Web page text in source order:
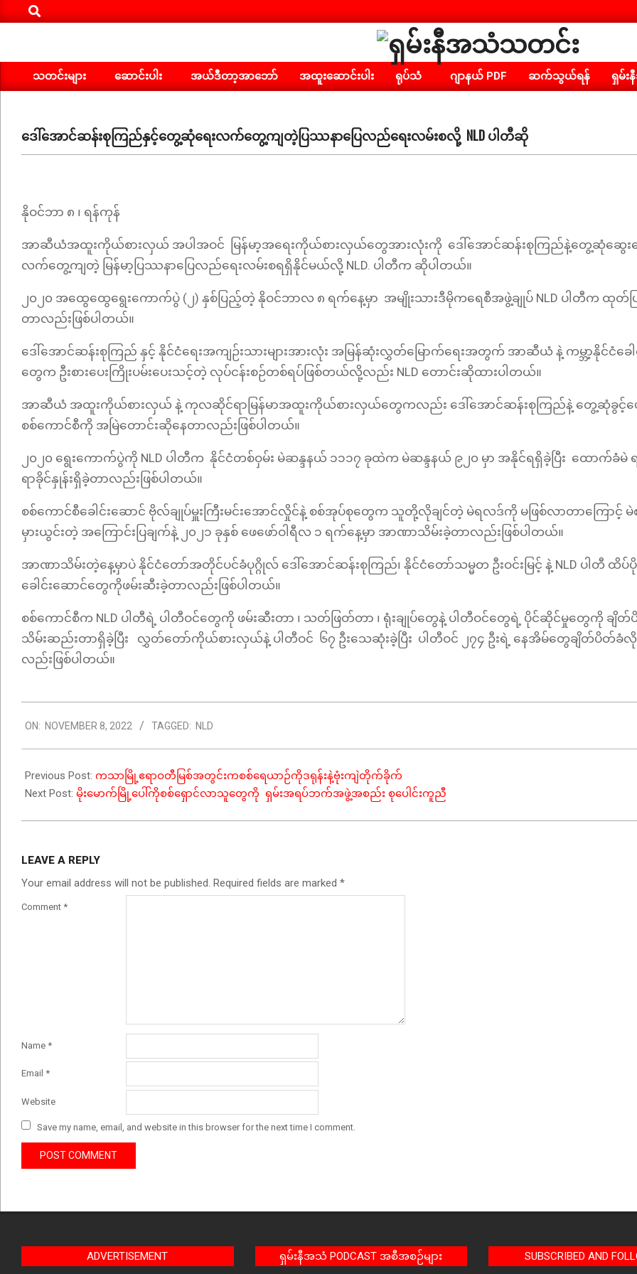
to
Search
ရှမ်း
နီ
သတင်း
Primary
သတင်းများ ဆောင်းပါး အယ်ဒီတာ့အာဘော် အထူးဆောင်းပါး ရုပ်သံ ဂျာနယ် PDF ဆက်သွယ်ရန် ရှမ်း
ဒေါ်အောင်ဆန်းစုကြည်နှင့်တွေ့ဆုံရေးလက်တွေ့ကျတဲ့ပြဿနာပြေလည်ရေးလမ်းစလို့ NLD ပါတီဆို
နိုဝင်ဘာ ၈ ၊ ရန်ကုန်
အာဆီယံအထူးကိုယ်စားလှယ် အပါအဝင် မြန်မာ့အရေးကိုယ်စားလှယ်တွေအားလုံးကို ဒေါ်အောင်ဆန်းစုကြည်နဲ့တွေ့ဆုံဆွေးနွ
လက်တွေ့ကျတဲ့ မြန်မာ့ပြဿနာပြေလည်ရေးလမ်းစရရှိနိုင်မယ်လို့ NLD. ပါတီက ဆိုပါတယ်။
၂၀၂၀ အထွေထွေရွေးကောက်ပွဲ (၂) နှစ်ပြည့်တဲ့ နိုဝင်ဘာလ ၈ ရက်နေ့မှာ အမျိုးသားဒီမိုကရေစီအဖွဲ့ချုပ် NLD ပါတီက ထုတ်ပ
တာလည်းဖြစ်ပါတယ်။
ဒေါ်အောင်ဆန်းစုကြည် နှင့် နိုင်ငံရေးအကျဉ်းသားများအားလုံး အမြန်ဆုံးလွှတ်မြောက်ရေးအတွက် အာဆီယံ နဲ့ ကမ္ဘာ့နိုင်ငံခေါ
တွေက ဦးစားပေးကြိုးပမ်းပေးသင့်တဲ့ လုပ်ငန်းစဉ်တစ်ရပ်ဖြစ်တယ်လို့လည်း NLD တောင်းဆိုထားပါတယ်။
အာဆီယံ အထူးကိုယ်စားလှယ် နဲ့ ကုလဆိုင်ရာမြန်မာအထူးကိုယ်စားလှယ်တွေကလည်း ဒေါ်အောင်ဆန်းစုကြည်နဲ့ တွေ့ဆုံခွင့်ပေ
စစ်ကောင်စီကို အမြဲတောင်းဆိုနေတာလည်းဖြစ်ပါတယ်။
၂၀၂၀ ရွေးကောက်ပွဲကို NLD ပါတီက နိုင်ငံတစ်ဝှမ်း မဲဆန္ဒနယ် ၁၁၁၇ ခုထဲက မဲဆန္ဒနယ် ၉၂၀ မှာ အနိုင်ရရှိခဲ့ပြီး ထောက်ခံမဲ
ရာခိုင်နှုန်းရှိခဲ့တာလည်းဖြစ်ပါတယ်။
စစ်ကောင်စီခေါင်းဆောင် ဗိုလ်ချုပ်မှူးကြီးမင်းအောင်လှိုင်နဲ့ စစ်အုပ်စုတွေက သူတို့လိုချင်တဲ့ မဲရလဒ်ကို မဖြစ်လာတာကြောင့် မဲစ
မှားယွင်းတဲ့ အကြောင်းပြချက်နဲ့ ၂၀၂၁ ခုနှစ် ဖေဖော်ဝါရီလ ၁ ရက်နေ့မှာ အာဏာသိမ်းခဲ့တာလည်းဖြစ်ပါတယ်။
အာဏာသိမ်းတဲ့နေ့မှာပဲ နိုင်ငံတော်အတိုင်ပင်ခံပုဂ္ဂိုလ် ဒေါ်အောင်ဆန်းစုကြည်၊​ နိုင်ငံတော်သမ္မတ ဦးဝင်းမြင့် နဲ့ NLD ပါတီ ထိပ်ပို
ခေါင်းဆောင်တွေကိုဖမ်းဆီးခဲ့တာလည်းဖြစ်ပါတယ်။
စစ်ကောင်စီက NLD ပါတီရဲ့ ပါတီဝင်တွေကို ဖမ်းဆီးတာ ၊ သတ်ဖြတ်တာ ​၊ ရုံးချုပ်တွေနဲ့ ပါတီဝင်တွေရဲ့ ပိုင်ဆိုင်မှုတွေကို ချိတ်
သိမ်းဆည်းတာရှိခဲ့ပြီး လွှတ်တော်ကိုယ်စားလှယ်နဲ့ ပါတီဝင် ၆၇ ဦးသေဆုံးခဲ့ပြီး ပါတီဝင် ၂၇၄ ဦးရဲ့ နေအိမ်တွေချိတ်ပိတ်
လည်းဖြစ်ပါတယ်။
11-
08
ON: NOVEMBER 8, 2022 TAGGED: NLD
Previous Post: ကသာမြို့ဧရာဝတီမြစ်အတွင်းကစစ်ရေယာဉ်ကိုဒရုန်းနဲ့ဗုံးကျဲတိုက်ခိုက်
Next Post: မိုးမောက်မြို့ပေါ်ကိုစစ်ရှောင်လာသူတွေကို ရှမ်းအရပ်ဘက်အဖွဲ့အစည်း စုပေါင်းကူညီ
LEAVE A REPLY
Your email address will not be published. Required fields are marked *
Comment *
Name *
Email *
Website
Save my name, email, and website in this browser for the next time I comment.
ADVERTISEMENT ရှမ်းနီအသံ PODCAST အစီအစဉ်များ SUBSCRIBED AND